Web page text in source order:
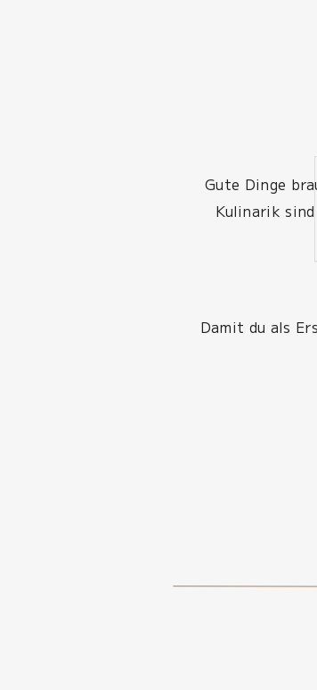
Gute Dinge
Kulinarik
Damit du als